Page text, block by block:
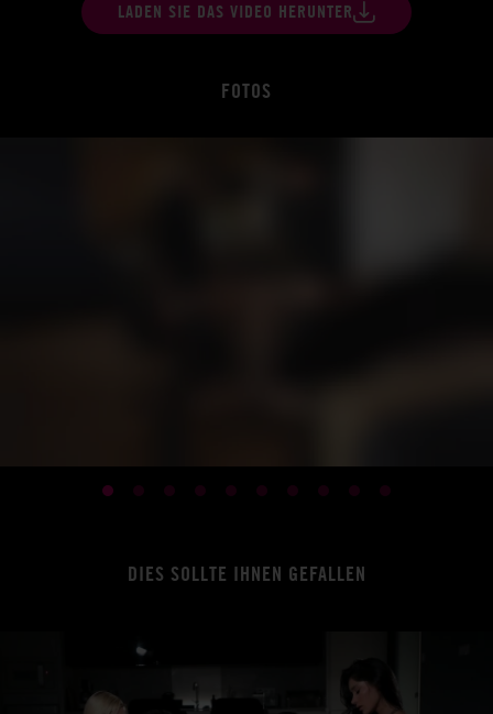
LADEN SIE DAS VIDEO HERUNTER
FOTOS
DIES SOLLTE IHNEN GEFALLEN